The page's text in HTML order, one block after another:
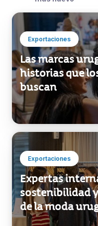
Exportaciones
Las marcas
historias que
buscan
Exportaciones
Expertas
sostenibilidad
de la moda